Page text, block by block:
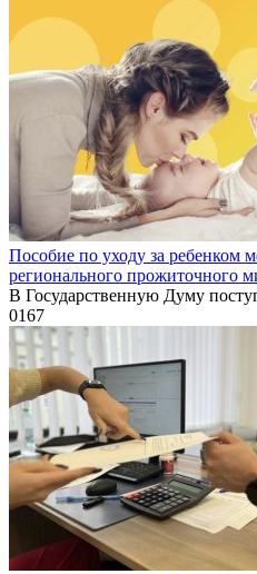
Пособие по уходу за ребенком
регионального прожиточного
В Государственную Думу
0167